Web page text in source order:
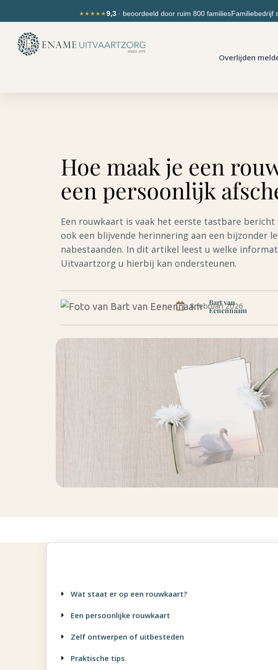
inhoud
naar
inhoud
★★★★★9,3· beoordeeld door ruim 800 familiesFamiliebedrijf
Overlijden
Hoe maak je een
een persoonlijk
Een rouwkaart is vaak het eerste tastbare
ook een blijvende herinnering aan een bijzonder
nabestaanden. In dit artikel leest u welke
Uitvaartzorg u hierbij kan ondersteunen.
Bart van
Eenennaam
8 februari 2026
Wat staat er op een rouwkaart?
Een persoonlijke rouwkaart
Zelf ontwerpen of uitbesteden
Praktische tips